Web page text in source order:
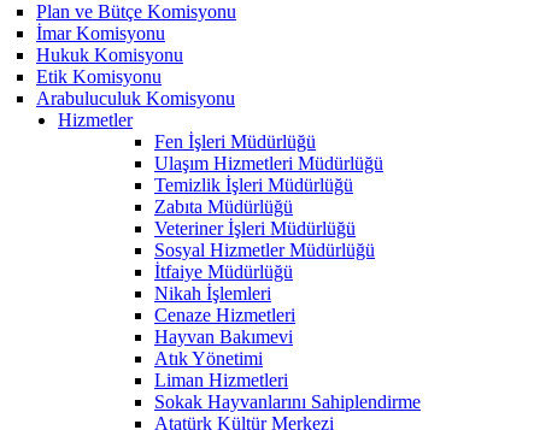
Plan ve Bütçe Komisyonu
İmar Komisyonu
Hukuk Komisyonu
Etik Komisyonu
Arabuluculuk Komisyonu
Hizmetler
Fen İşleri Müdürlüğü
Ulaşım Hizmetleri Müdürlüğü
Temizlik İşleri Müdürlüğü
Zabıta Müdürlüğü
Veteriner İşleri Müdürlüğü
Sosyal Hizmetler Müdürlüğü
İtfaiye Müdürlüğü
Nikah İşlemleri
Cenaze Hizmetleri
Hayvan Bakımevi
Atık Yönetimi
Liman Hizmetleri
Sokak Hayvanlarını Sahiplendirme
Atatürk Kültür Merkezi